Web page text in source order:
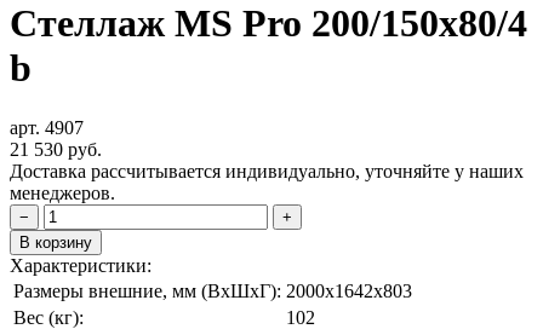
Стеллаж MS Pro 200/150x80/4
b
арт. 4907
21 530 руб.
Доставка рассчитывается индивидуально, уточняйте у наших
менеджеров.
−
+
В корзину
Характеристики:
Размеры внешние, мм (ВxШxГ): 2000x1642x803
Вес (кг):
102